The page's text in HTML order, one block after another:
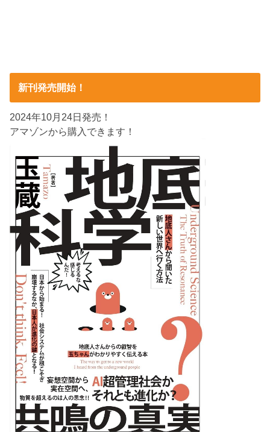
新刊発売開始！
2024年10月24日発売！
アマゾンから購入できます！